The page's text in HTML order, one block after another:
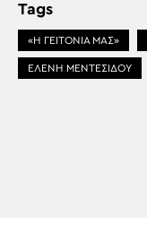
Tags
«Η ΓΕΙΤΟΝΙΑ ΜΑΣ»
ΕΛΕΝΗ ΜΕΝΤΕΣΙΔΟΥ